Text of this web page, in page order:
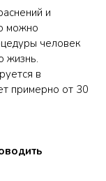
и
можно
человек
жизнь.
в
примерно от 30